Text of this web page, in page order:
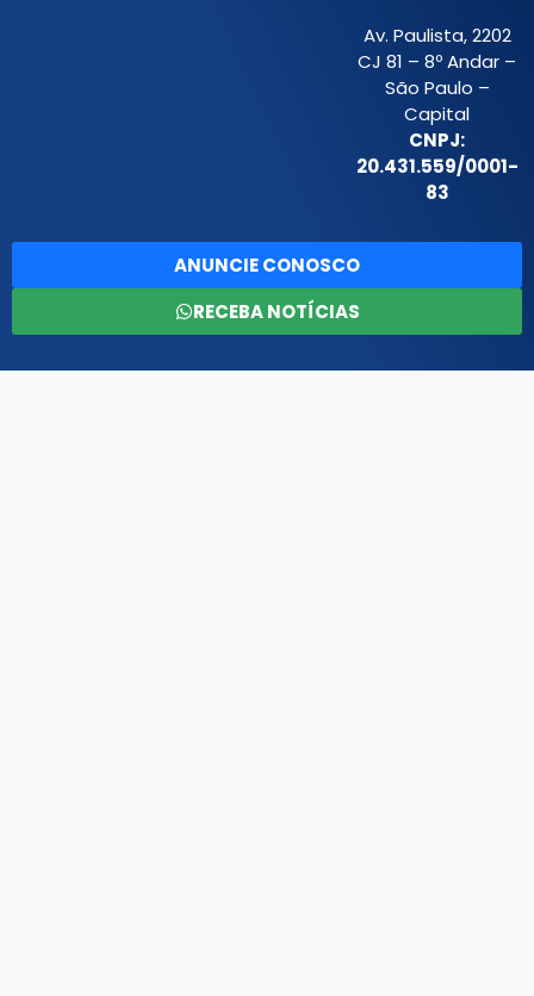
Av. Paulista, 2202
CJ 81 – 8º Andar –
São Paulo –
Capital
CNPJ:
20.431.559/0001-
83
ANUNCIE CONOSCO
RECEBA NOTÍCIAS